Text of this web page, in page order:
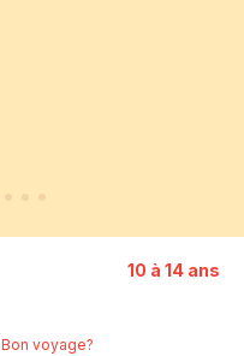
10 à 14 ans
Bon voyage?